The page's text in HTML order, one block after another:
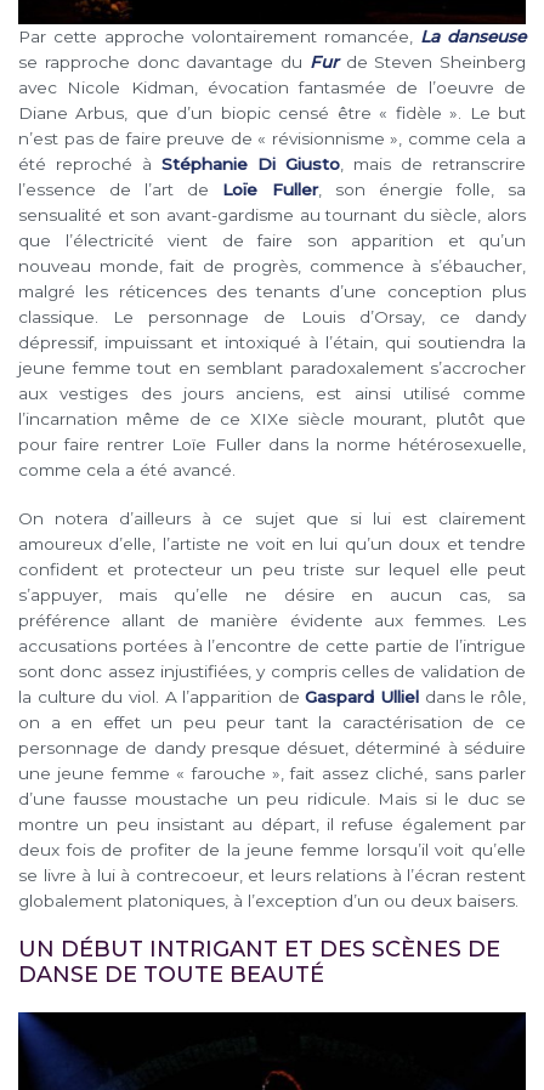
Par cette approche volontairement romancée, La danseuse
se rapproche donc davantage du Furde Steven Sheinberg
avec Nicole Kidman, évocation fantasmée de l’oeuvre de
Diane Arbus, que d’un biopic censé être « fidèle ». Le but
n’est pas de faire preuve de « révisionnisme », comme cela a
été reproché à Stéphanie Di Giusto , mais de retranscrire
l’essence de l’art de Loïe Fuller, son énergie folle, sa
sensualité et son avant-gardisme au tournant du siècle, alors
que l’électricité vient de faire son apparition et qu’un
nouveau monde, fait de progrès, commence à s’ébaucher,
malgré les réticences des tenants d’une conception plus
classique. Le personnage de Louis d’Orsay, ce dandy
dépressif, impuissant et intoxiqué à l’étain, qui soutiendra la
jeune femme tout en semblant paradoxalement s’accrocher
aux vestiges des jours anciens, est ainsi utilisé comme
l’incarnation même de ce XIXe siècle mourant, plutôt que
pour faire rentrer Loïe Fuller dans la norme hétérosexuelle,
comme cela a été avancé.
On notera d’ailleurs à ce sujet que si lui est clairement
amoureux d’elle, l’artiste ne voit en lui qu’un doux et tendre
confident et protecteur un peu triste sur lequel elle peut
s’appuyer, mais qu’elle ne désire en aucun cas, sa
préférence allant de manière évidente aux femmes. Les
accusations portées à l’encontre de cette partie de l’intrigue
sont donc assez injustifiées, y compris celles de validation de
la culture du viol. A l’apparition deGaspard Ulliel dans le rôle,
on a en effet un peu peur tant la caractérisation de ce
personnage de dandy presque désuet, déterminé à séduire
une jeune femme « farouche », fait assez cliché, sans parler
d’une fausse moustache un peu ridicule. Mais si le duc se
montre un peu insistant au départ, il refuse également par
deux fois de profiter de la jeune femme lorsqu’il voit qu’elle
se livre à lui à contrecoeur, et leurs relations à l’écran restent
globalement platoniques, à l’exception d’un ou deux baisers.
UN DÉBUT INTRIGANT ET DES SCÈNES DE
DANSE DE TOUTE BEAUTÉ